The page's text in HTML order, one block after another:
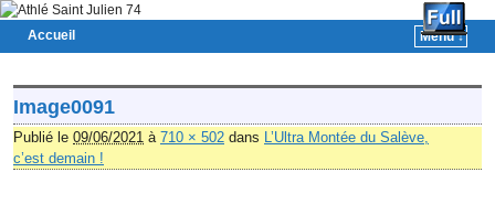
Accueil
Menu ↓
Navigation des images
Image0091
Publié le 09/06/2021 à 710 × 502 dans L’Ultra Montée du Salève,
c’est demain !